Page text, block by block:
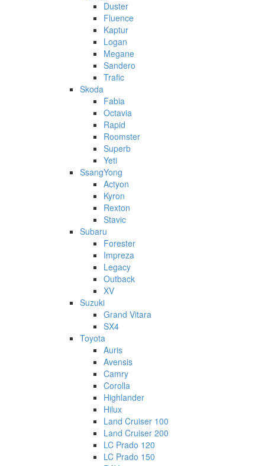
Duster
Fluence
Kaptur
Logan
Megane
Sandero
Trafic
Skoda
Fabia
Octavia
Rapid
Roomster
Superb
Yeti
SsangYong
Actyon
Kyron
Rexton
Stavic
Subaru
Forester
Impreza
Legacy
Outback
XV
Suzuki
Grand Vitara
SX4
Toyota
Auris
Avensis
Camry
Corolla
Highlander
Hilux
Land Cruiser 100
Land Cruiser 200
LC Prado 120
LC Prado 150